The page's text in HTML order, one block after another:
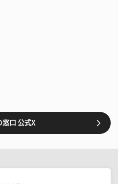
窓口 公式X